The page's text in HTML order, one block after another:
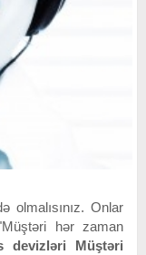
olmalısınız. Onlar
hər zaman
devizləri Müştəri